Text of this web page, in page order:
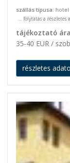
szállás típusa:
... folytatás a részletes
tájékoztató
35-40 EUR /
részletes